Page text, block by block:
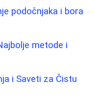
podočnjaka i bora
metode i
i Saveti za Čistu